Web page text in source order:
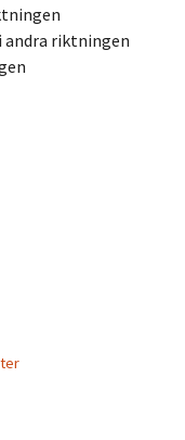
i andra riktningen